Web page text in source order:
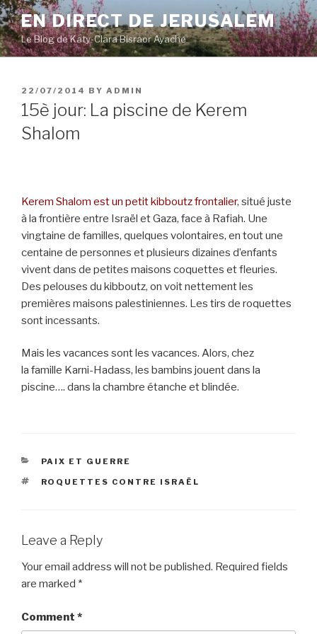
Skip
to
content
EN DIRECT DE JERUSALEM
Le Blog de Katy-Clara Bisraor Ayache
POSTED
ON
22/07/2014 BY ADMIN
15è jour: La piscine de Kerem
Shalom
Kerem Shalom est un petit kibboutz frontalier, situé juste
à la frontière entre Israël et Gaza, face à Rafiah. Une
vingtaine de familles, quelques volontaires, en tout une
centaine de personnes et plusieurs dizaines d’enfants
vivent dans de petites maisons coquettes et fleuries.
Des pelouses du kibboutz, on voit nettement les
premières maisons palestiniennes. Les tirs de roquettes
sont incessants.
Mais les vacances sont les vacances. Alors, chez
la famille Karni-Hadass, les bambins jouent dans la
piscine…. dans la chambre étanche et blindée.
CATEGORIES
PAIX ET GUERRE
TAGS
ROQUETTES CONTRE ISRAËL
Leave a Reply
Your email address will not be published. Required fields
are marked *
Comment *